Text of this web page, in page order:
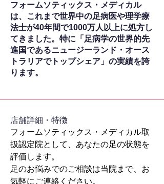
フォームソティックス・メディカル
は、これまで世界中の足病医や理学療
法士が40年間で1000万人以上に処方し
てきました。特に「足病学の世界的先
進国であるニュージーランド・オース
トラリアでトップシェア」の実績を誇
ります。
​店舗詳細・特徴
フォームソティックス・メディカル取
扱認定院として、あなたの足の状態を
評価します。
足のお悩みでのご相談は当院まで、お
気軽にご連絡ください。